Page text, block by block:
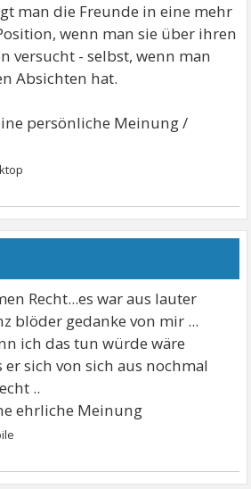
man die Freunde in eine mehr
wenn man sie über ihren
versucht - selbst, wenn man
Absichten hat.
persönliche Meinung /
Recht...es war aus lauter
blöder gedanke von mir ...
ich das tun würde wäre
er sich von sich aus nochmal
..
ehrliche Meinung